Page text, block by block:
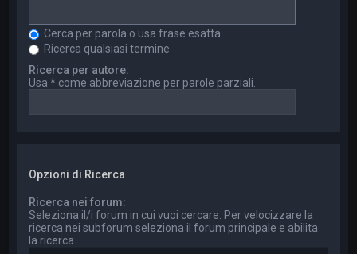
Cerca per parola o usa frase esatta
Ricerca qualsiasi termine
Ricerca per autore:
Usa * come abbreviazione per parole parziali.
Opzioni di Ricerca
Ricerca nei forum:
Seleziona il/i forum in cui vuoi cercare. Per velocizzare la
ricerca nei subforum seleziona il forum principale e abilita
la ricerca.